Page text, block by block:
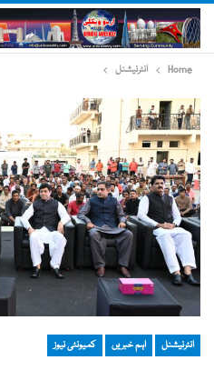
Home انٹرنیشنل
انٹرنیشنل اہم خبریں کمیونٹی نیوز